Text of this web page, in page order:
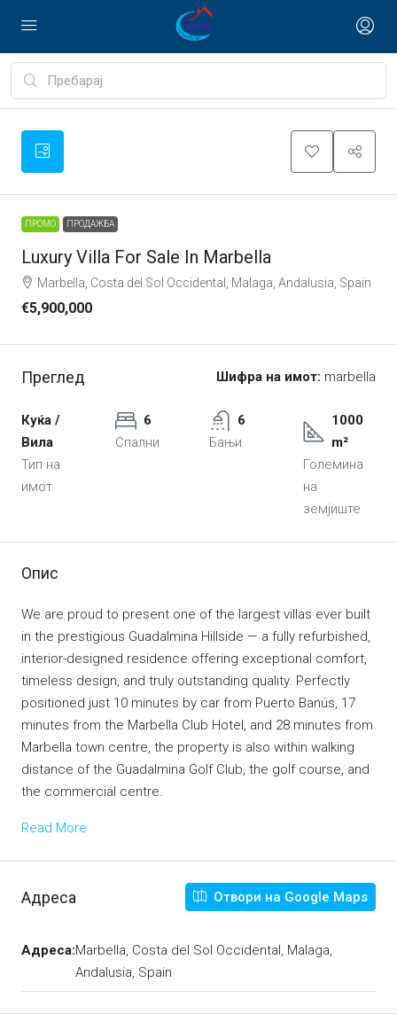
ПРОМО ПРОДАЖБА
Luxury Villa For Sale In Marbella
Marbella, Costa del Sol Occidental, Malaga, Andalusia, Spain
€5,900,000
Преглед Шифра на имот: marbella
Куќa /
Вила
Тип на
имот
6
Спални
6
Бањи
1000
m²
Големина
на
земјиште
Опис
We are proud to present one of the largest villas ever built
in the prestigious Guadalmina Hillside — a fully refurbished,
interior-designed residence offering exceptional comfort,
timeless design, and truly outstanding quality. Perfectly
positioned just 10 minutes by car from Puerto Banús, 17
minutes from the Marbella Club Hotel, and 28 minutes from
Marbella town centre, the property is also within walking
distance of the Guadalmina Golf Club, the golf course, and
the commercial centre.
Read More
Адреса Отвори на Google Maps
Адреса:Marbella, Costa del Sol Occidental, Malaga,
Andalusia, Spain